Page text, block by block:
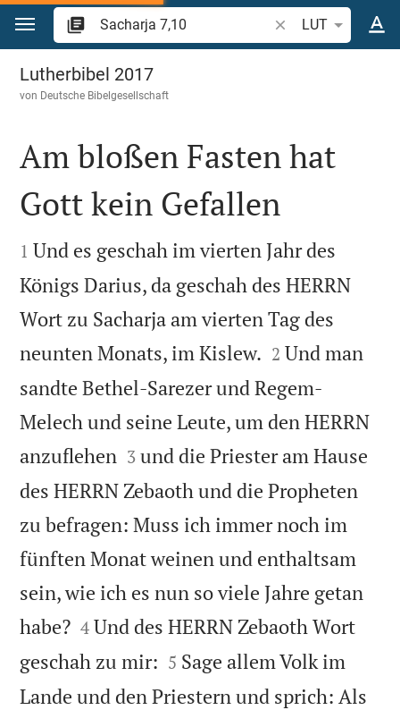
Zum Inhalt springen
Bibelstelle oder
LUT
Sacharja 7
Lutherbibel 2017
von Deutsche Bibelgesellschaft

Am bloßen Fasten hat
Gott kein Gefallen

1 Und es geschah im vierten Jahr des
Königs Darius, da geschah des HERRN
Wort zu Sacharja am vierten Tag des
neunten Monats, im Kislew. 

2 Und man
sandte Bethel-Sarezer und Regem-
Melech und seine Leute, um den HERRN
anzuflehen 

3 und die Priester am Hause
des HERRN Zebaoth und die Propheten
zu befragen: Muss ich immer noch im
fünften Monat weinen und enthaltsam
sein, wie ich es nun so viele Jahre getan
habe?
4 Und des HERRN Zebaoth Wort
geschah zu mir: 

5 Sage allem Volk im
Lande und den Priestern und sprich: Als